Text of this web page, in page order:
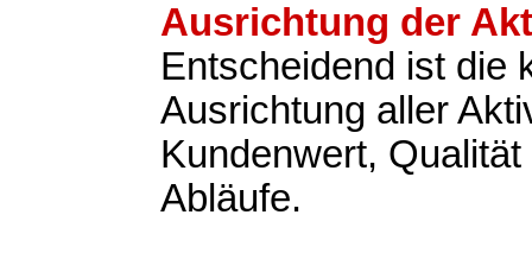
Ausrichtung der
Entscheidend ist die
Ausrichtung aller
Kundenwert,
Abläufe.